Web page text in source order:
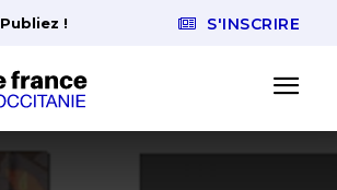
Publiez ! S'INSCRIRE